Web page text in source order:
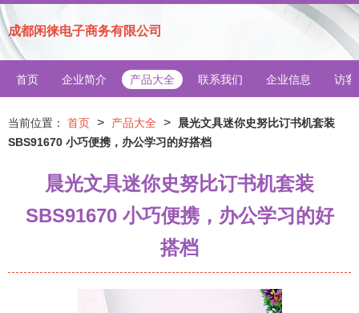
成都闲徕电子商务有限公司
首页 企业简介 产品大全 联系我们 企业信息 访客
当前位置： 首页 > 产品大全 >
晨光文具迷你史努比订书机套装
SBS91670 小巧便携，办公学习的好搭档
晨光文具迷你史努比订书机套装
SBS91670 小巧便携，办公学习的好
搭档